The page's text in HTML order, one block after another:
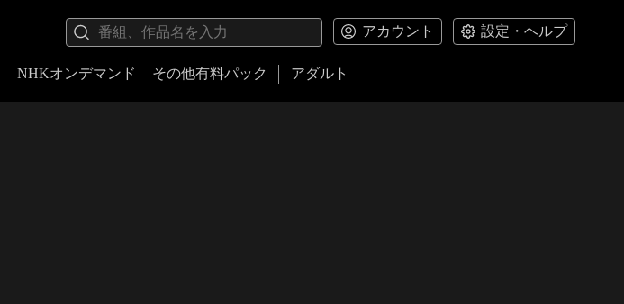
アカウント 設定・ヘルプ
NHKオンデマンド その他有料パック アダルト